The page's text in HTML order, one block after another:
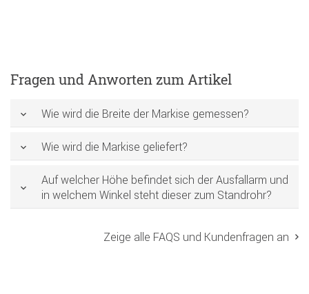
Fragen und Anworten zum Artikel
Wie wird die Breite der Markise gemessen?
Wie wird die Markise geliefert?
Auf welcher Höhe befindet sich der Ausfallarm und
in welchem Winkel steht dieser zum Standrohr?
Zeige alle FAQS und Kundenfragen an